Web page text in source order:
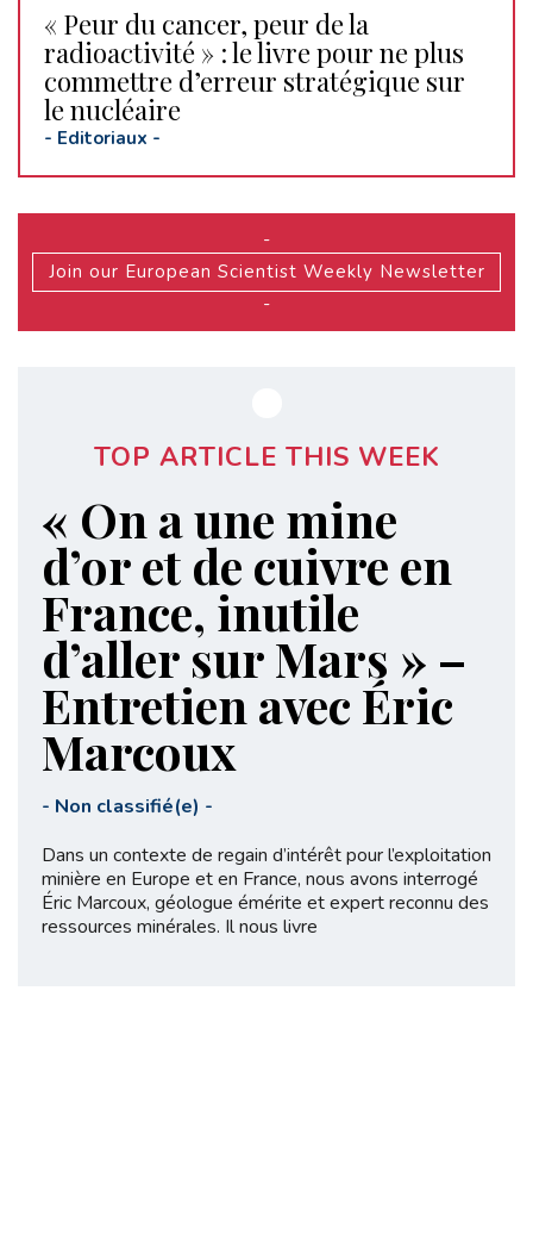
« Peur du cancer, peur de la
radioactivité » : le livre pour ne plus
commettre d’erreur stratégique sur
le nucléaire
- Editoriaux -
-
Join our European Scientist Weekly Newsletter
-
TOP ARTICLE THIS WEEK
« On a une mine
d’or et de cuivre en
France, inutile
d’aller sur Mars » –
Entretien avec Éric
Marcoux
- Non classifié(e) -
Dans un contexte de regain d’intérêt pour l’exploitation
minière en Europe et en France, nous avons interrogé
Éric Marcoux, géologue émérite et expert reconnu des
ressources minérales. Il nous livre